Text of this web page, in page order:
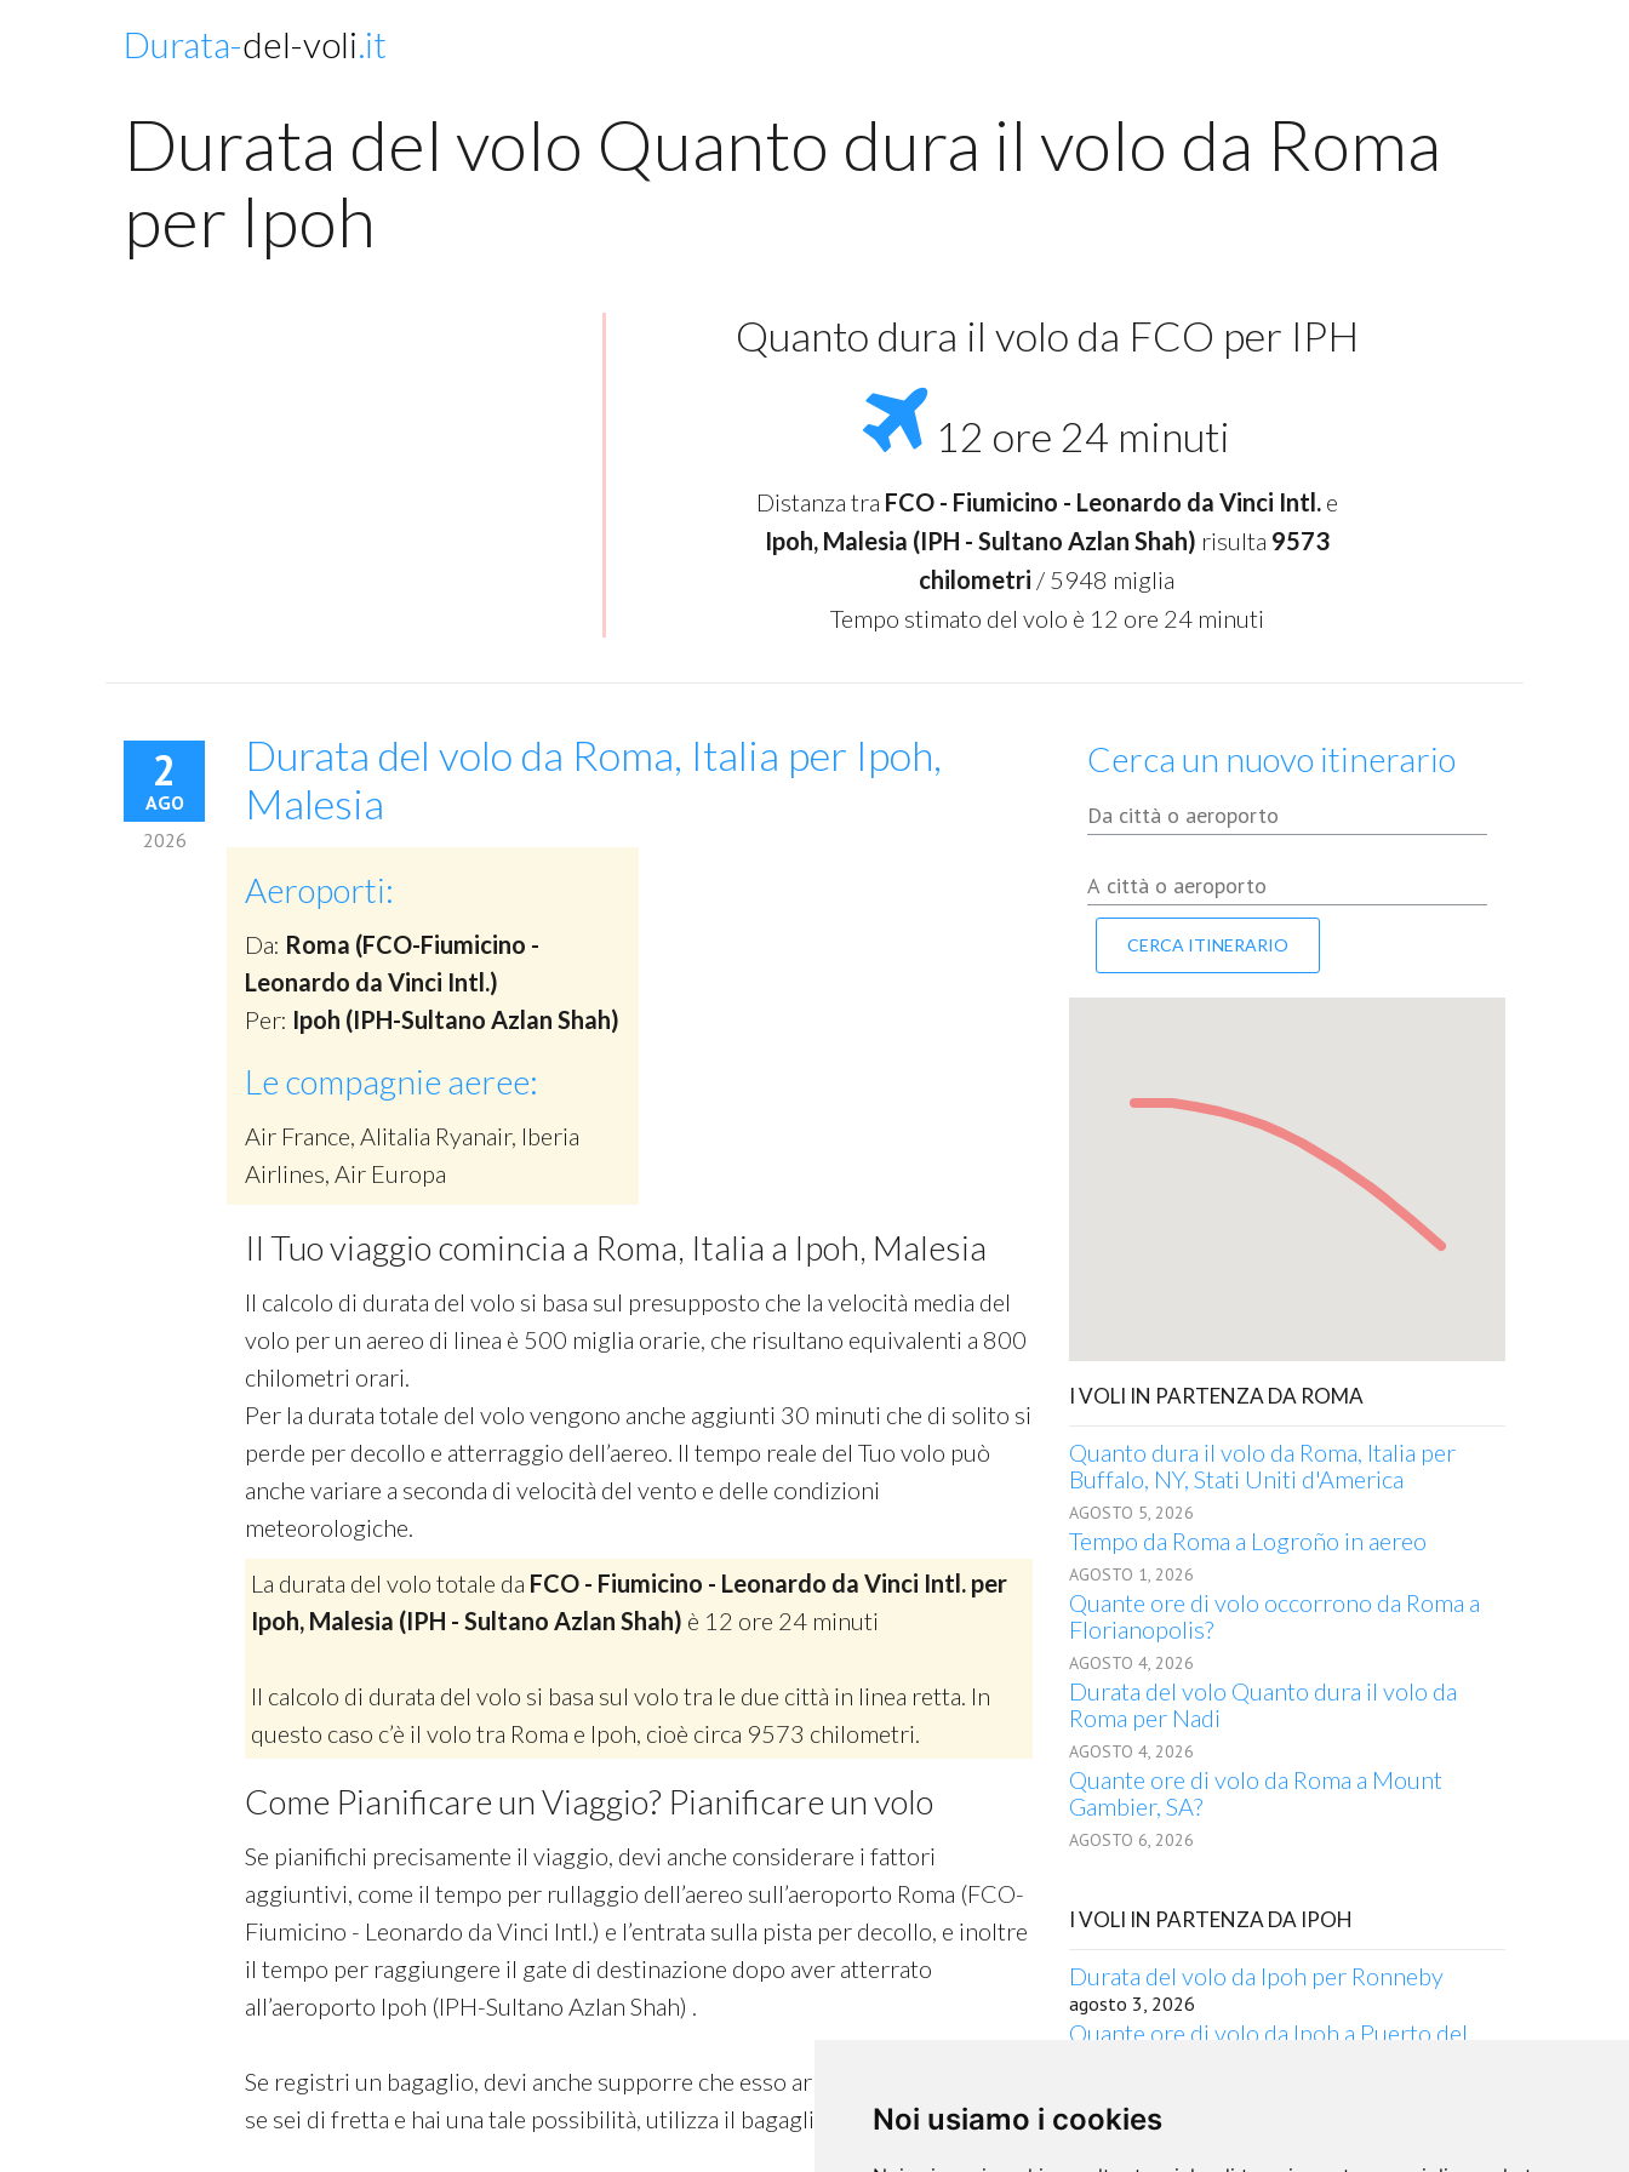
Noi usiamo i cookies
Durata-del-voli.it
Durata del volo Quanto dura il volo da Roma
per Ipoh
Quanto dura il volo da FCO per IPH
12 ore 24 minuti
Distanza tra FCO - Fiumicino - Leonardo da Vinci Intl.e
Ipoh, Malesia (IPH - Sultano Azlan Shah) risulta 9573
chilometri / 5948 miglia
Tempo stimato del volo è 12 ore 24 minuti
2
AGO
2026
Durata del volo da Roma, Italia per Ipoh,
Malesia
Aeroporti:
Da: Roma (FCO-Fiumicino -
Leonardo da Vinci Intl.)
Per: Ipoh (IPH-Sultano Azlan Shah)
Le compagnie aeree:
Air France, Alitalia Ryanair, Iberia
Airlines, Air Europa
Il Tuo viaggio comincia a Roma, Italia a Ipoh, Malesia
Il calcolo di durata del volo si basa sul presupposto che la velocità media del
volo per un aereo di linea è 500 miglia orarie, che risultano equivalenti a 800
chilometri orari.
Per la durata totale del volo vengono anche aggiunti 30 minuti che di solito si
perde per decollo e atterraggio dell’aereo. Il tempo reale del Tuo volo può
anche variare a seconda di velocità del vento e delle condizioni
meteorologiche.
La durata del volo totale da FCO - Fiumicino - Leonardo da Vinci Intl. per
Ipoh, Malesia (IPH - Sultano Azlan Shah) è 12 ore 24 minuti
Il calcolo di durata del volo si basa sul volo tra le due città in linea retta. In
questo caso c’è il volo tra Roma e Ipoh, cioè circa 9573 chilometri.
Come Pianificare un Viaggio? Pianificare un volo
Se pianifichi precisamente il viaggio, devi anche considerare i fattori
aggiuntivi, come il tempo per rullaggio dell’aereo sull’aeroporto Roma (FCO-
Fiumicino - Leonardo da Vinci Intl.) e l’entrata sulla pista per decollo, e inoltre
il tempo per raggiungere il gate di destinazione dopo aver atterrato
all’aeroporto Ipoh (IPH-Sultano Azlan Shah) .
Se registri un bagaglio, devi anche supporre che esso arrivi in ritardo, perciò
se sei di fretta e hai una tale possibilità, utilizza il bagaglio a mano.
Cerca un nuovo itinerario
I VOLI IN PARTENZA DA ROMA
Quanto dura il volo da Roma, Italia per
Buffalo, NY, Stati Uniti d'America
AGOSTO 5, 2026
Tempo da Roma a Logroño in aereo
AGOSTO 1, 2026
Quante ore di volo occorrono da Roma a
Florianopolis?
AGOSTO 4, 2026
Durata del volo Quanto dura il volo da
Roma per Nadi
AGOSTO 4, 2026
Quante ore di volo da Roma a Mount
Gambier, SA?
AGOSTO 6, 2026
I VOLI IN PARTENZA DA IPOH
Durata del volo da Ipoh per Ronneby
agosto 3, 2026
Quante ore di volo da Ipoh a Puerto del
Quanto dura il volo in aereo da Ipoh a